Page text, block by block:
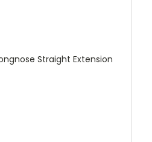
Straight Extension